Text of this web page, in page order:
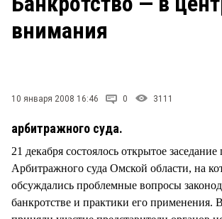
ЗАКОН
СТИЛЬ ЖИЗНИ
внимания
10 января 2008 16:46 0 3111
арбитражного суда.
21 декабря состоялось открытое
Арбитражного суда Омской области, на
обсуждались проблемные вопросы
банкротстве и практики его применения.